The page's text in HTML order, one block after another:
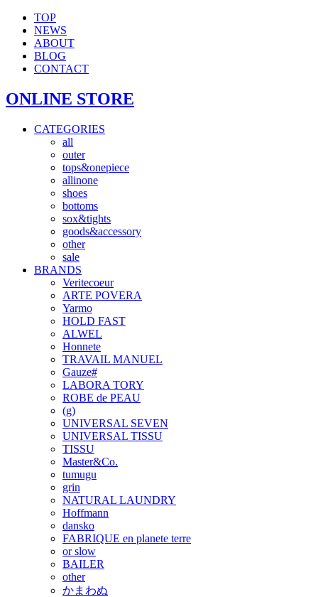
TOP
NEWS
ABOUT
BLOG
CONTACT
ONLINE STORE
CATEGORIES
all
outer
tops&onepiece
allinone
shoes
bottoms
sox&tights
goods&accessory
other
sale
BRANDS
Veritecoeur
ARTE POVERA
Yarmo
HOLD FAST
ALWEL
Honnete
TRAVAIL MANUEL
Gauze#
LABORA TORY
ROBE de PEAU
(g)
UNIVERSAL SEVEN
UNIVERSAL TISSU
TISSU
Master&Co.
tumugu
grin
NATURAL LAUNDRY
Hoffmann
dansko
FABRIQUE en planete terre
or slow
BAILER
other
かまわぬ